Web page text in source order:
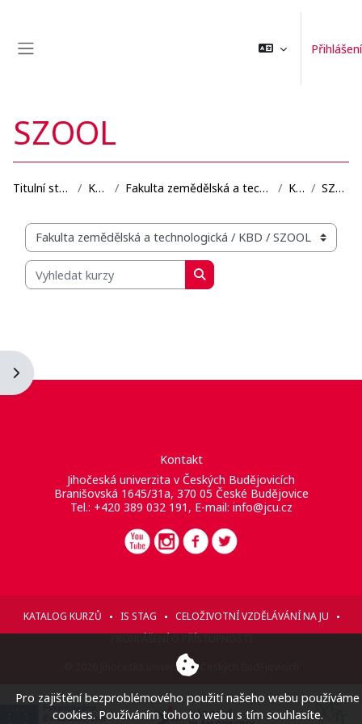
Přihlášení
Otevřít panel bloku
SZOOL
Titulní stránka Kurzy Fakulta zemědělská a technologická KBD SZOOL
Organizační struktura kurzů
Vyhledat kurzy
Vyhledat kurzy
Kontakt
Jihočeská univerzita v Českých Budějovicích
Branišovská 1645/31a, 370 05 České Budějovice
Tel.: +420 389 032 191, E-mail: info@jcu.cz
KATALOG KURZŮ IS STAG
CELOŽIVOTNÍ VZDĚLÁVÁNÍ NA JU
© 2026 Jihočeská univerzita v Českých Budějovicích
Pro zajištění bezproblémového použití našeho webu používáme
cookies. Používáním tohoto webu s tím souhlasíte.